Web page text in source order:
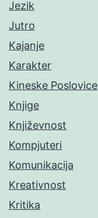
Jezik
Jutro
Kajanje
Karakter
Kineske Poslovice
Knjige
Književnost
Kompjuteri
Komunikacija
Kreativnost
Kritika